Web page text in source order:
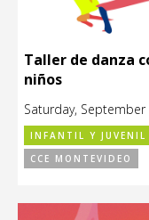
Taller de danza
niños
Saturday, September
INFANTIL Y JUVENIL
CCE MONTEVIDEO